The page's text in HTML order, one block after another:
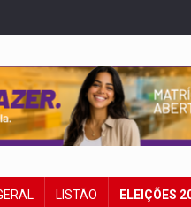
LISTÃO ELEIÇÕES